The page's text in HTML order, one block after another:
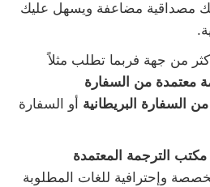
مصداقية مضاعفة ويسهل عليك
من جهة فربما تطلب مثلاً
معتمدة من السفارة
السفارة البريطانية أو السفارة
مكتب الترجمة المعتمدة
وإحترافية للغات المطلوبة